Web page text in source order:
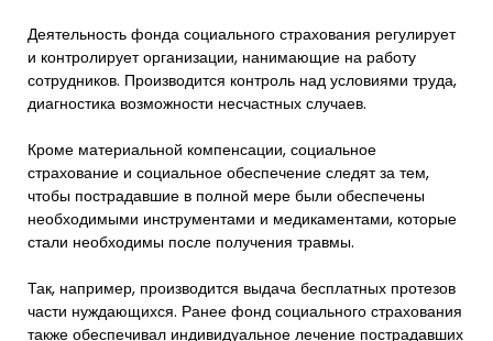
Деятельность фонда социального страхования регулирует
и контролирует организации, нанимающие на работу
сотрудников. Производится контроль над условиями труда,
диагностика возможности несчастных случаев.
Кроме материальной компенсации, социальное
страхование и социальное обеспечение следят за тем,
чтобы пострадавшие в полной мере были обеспечены
необходимыми инструментами и медикаментами, которые
стали необходимы после получения травмы.
Так, например, производится выдача бесплатных протезов
части нуждающихся. Ранее фонд социального страхования
также обеспечивал индивидуальное лечение пострадавших